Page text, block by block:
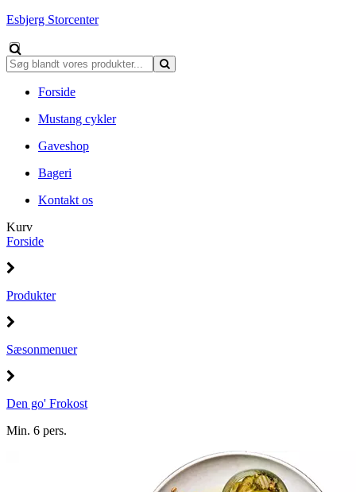
Esbjerg Storcenter
Forside
Mustang cykler
Gaveshop
Bageri
Kontakt os
Kurv
Forside
Produkter
Sæsonmenuer
Den go' Frokost
Min. 6 pers.